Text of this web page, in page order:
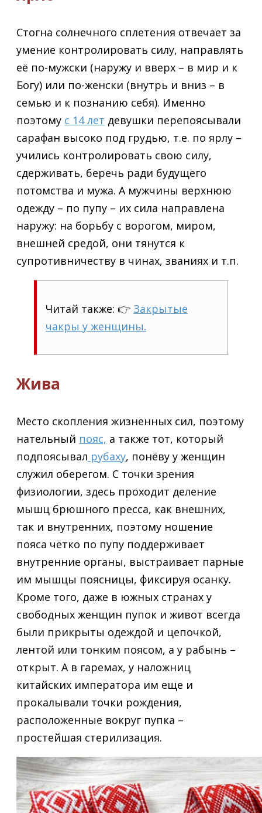
Стогна солнечного сплетения отвечает за
умение контролировать силу, направлять
её по-мужски (наружу и вверх – в мир и к
Богу) или по-женски (внутрь и вниз – в
семью и к познанию себя). Именно
поэтому с 14 лет девушки перепоясывали
сарафан высоко под грудью, т.е. по ярлу –
учились контролировать свою силу,
сдерживать, беречь ради будущего
потомства и мужа. А мужчины верхнюю
одежду – по пупу – их сила направлена
наружу: на борьбу с ворогом, миром,
внешней средой, они тянутся к
супротивничеству в чинах, званиях и т.п.
Читай также: 👉 Закрытые
чакры у женщины.
Жива
Место скопления жизненных сил, поэтому
нательный пояс, а также тот, который
подпоясывал рубаху, понёву у женщин
служил оберегом. С точки зрения
физиологии, здесь проходит деление
мышц брюшного пресса, как внешних,
так и внутренних, поэтому ношение
пояса чётко по пупу поддерживает
внутренние органы, выстраивает парные
им мышцы поясницы, фиксируя осанку.
Кроме того, даже в южных странах у
свободных женщин пупок и живот всегда
были прикрыты одеждой и цепочкой,
лентой или тонким поясом, а у рабынь –
открыт. А в гаремах, у наложниц
китайских императора им еще и
прокалывали точки рождения,
расположенные вокруг пупка –
простейшая стерилизация.